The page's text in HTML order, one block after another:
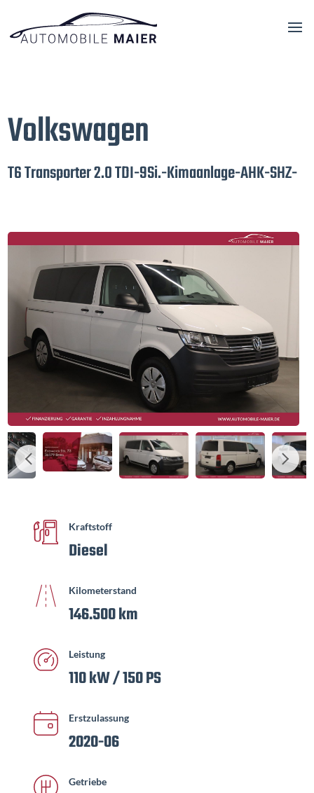
Volkswagen
T6 Transporter 2.0 TDI-9Si.-Kimaanlage-AHK-SHZ-
Kraftstoff
Diesel
Kilometerstand
146.500 km
Leistung
110 kW / 150 PS
Erstzulassung
2020-06
Getriebe